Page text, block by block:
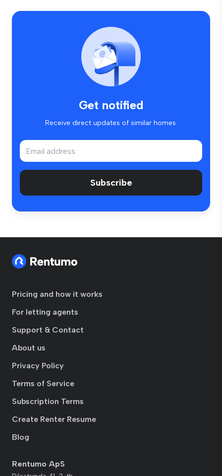
Get notified
Receive direct updates of similar homes.
Subscribe
Pricing and how it works
For letting agents
Support & Contact
About us
Privacy Policy
Terms of Service
Subscription Terms
Create Renter Resume
Blog
Rentumo ApS